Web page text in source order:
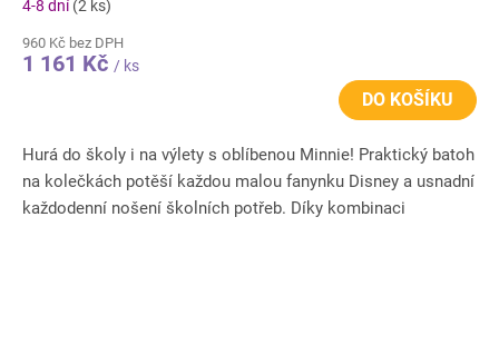
4-8 dní(2 ks)
960 Kč bez DPH
1 161 Kč / ks
DO KOŠÍKU
Hurá do školy i na výlety s oblíbenou Minnie! Praktický batoh
na kolečkách potěší každou malou fanynku Disney a usnadní
každodenní nošení školních potřeb. Díky kombinaci